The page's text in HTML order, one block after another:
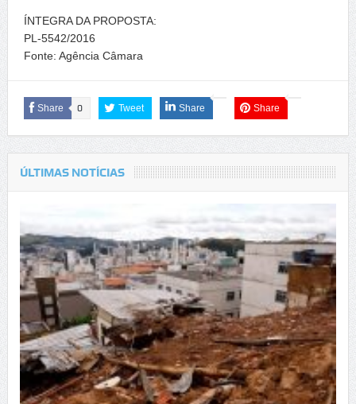
ÍNTEGRA DA PROPOSTA:
PL-5542/2016
Fonte: Agência Câmara
Share 0 Tweet Share Share
ÚLTIMAS NOTÍCIAS